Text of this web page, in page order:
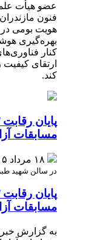
عضو هیأت
فنون
هویت بومی
بهره‌گیری
کنار
ارتقای
کند.
مسابقات
۱۸ مرداد ۱۴۰۵
در سالن شهید
مسابقات
به گزارش